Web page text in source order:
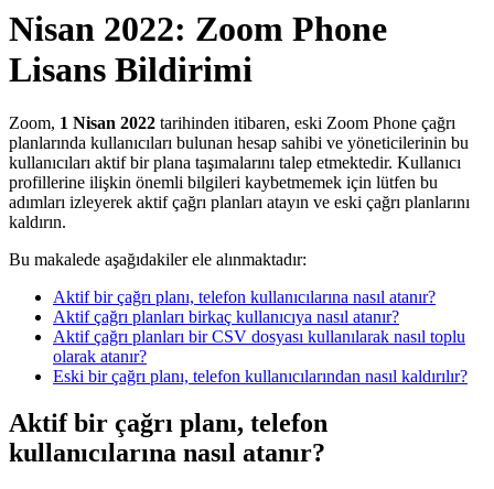
Nisan 2022: Zoom Phone
Lisans Bildirimi
Zoom, 1 Nisan 2022 tarihinden itibaren, eski Zoom Phone çağrı
planlarında kullanıcıları bulunan hesap sahibi ve yöneticilerinin bu
kullanıcıları aktif bir plana taşımalarını talep etmektedir. Kullanıcı
profillerine ilişkin önemli bilgileri kaybetmemek için lütfen bu
adımları izleyerek aktif çağrı planları atayın ve eski çağrı planlarını
kaldırın.
Bu makalede aşağıdakiler ele alınmaktadır:
Aktif bir çağrı planı, telefon kullanıcılarına nasıl atanır?
Aktif çağrı planları birkaç kullanıcıya nasıl atanır?
Aktif çağrı planları bir CSV dosyası kullanılarak nasıl toplu
olarak atanır?
Eski bir çağrı planı, telefon kullanıcılarından nasıl kaldırılır?
Aktif bir çağrı planı, telefon
kullanıcılarına nasıl atanır?